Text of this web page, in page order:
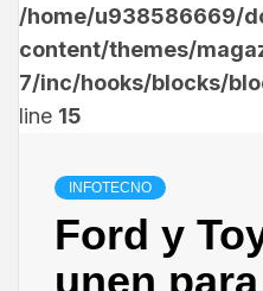
/home/u938586669/
content/themes/
7/inc/hooks/blocks/
line 15
INFOTECNO
Ford y
unen